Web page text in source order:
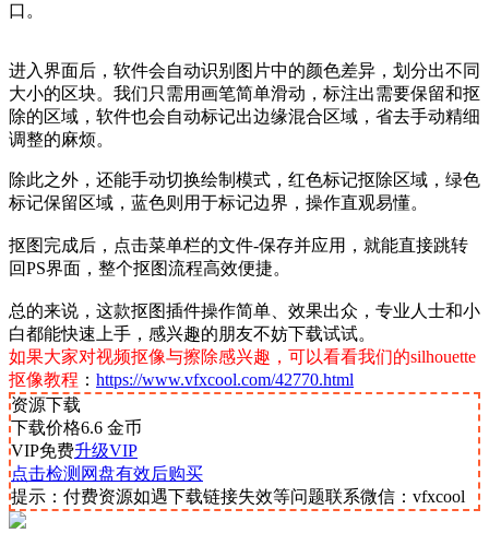
口。
进入界面后，软件会自动识别图片中的颜色差异，划分出不同
大小的区块。我们只需用画笔简单滑动，标注出需要保留和抠
除的区域，软件也会自动标记出边缘混合区域，省去手动精细
调整的麻烦。
除此之外，还能手动切换绘制模式，红色标记抠除区域，绿色
标记保留区域，蓝色则用于标记边界，操作直观易懂。
抠图完成后，点击菜单栏的文件-保存并应用，就能直接跳转
回PS界面，整个抠图流程高效便捷。
总的来说，这款抠图插件操作简单、效果出众，专业人士和小
白都能快速上手，感兴趣的朋友不妨下载试试。
如果大家对视频抠像与擦除感兴趣，可以看看我们的silhouette
抠像教程 ： https://www.vfxcool.com/42770.html
资源下载
下载价格6.6 金币
VIP免费升级VIP
点击检测网盘有效后购买
提示：付费资源如遇下载链接失效等问题联系微信：vfxcool